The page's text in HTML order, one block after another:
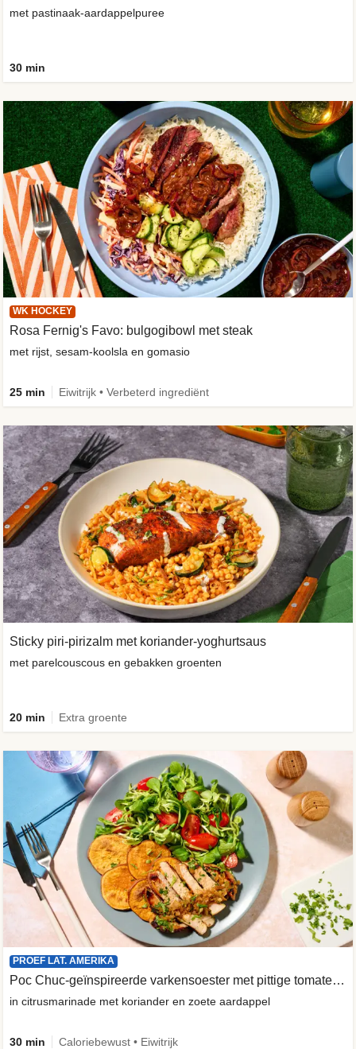
met pastinaak-aardappelpuree
30 min
WK HOCKEY
Rosa Fernig's Favo: bulgogibowl met steak
met rijst, sesam-koolsla en gomasio
25 min Eiwitrijk • Verbeterd ingrediënt
Sticky piri-pirizalm met koriander-yoghurtsaus
met parelcouscous en gebakken groenten
20 min Extra groente
PROEF LAT. AMERIKA
Poc Chuc-geïnspireerde varkensoester met pittige tomatensalade
in citrusmarinade met koriander en zoete aardappel
30 min Caloriebewust • Eiwitrijk